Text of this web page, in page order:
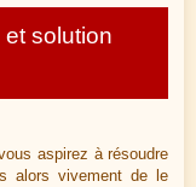
solution
aspirez à résoudre
alors vivement de le